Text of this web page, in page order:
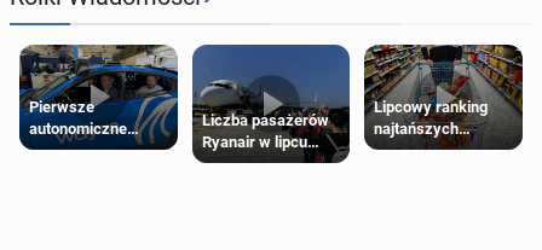
Pierwsze
autonomiczne
Ubery pojawią się
Liczba pasażerów
Ryanair w lipcu
pobiła rekord
Lipcowy ranking
najtańszych
supermarketów